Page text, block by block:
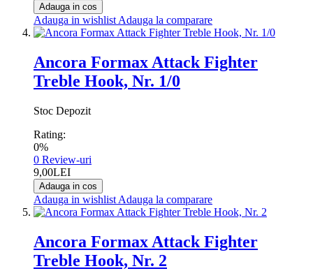
Adauga in cos
Adauga in wishlist Adauga la comparare
Ancora Formax Attack Fighter
Treble Hook, Nr. 1/0
Stoc Depozit
Rating:
0%
0 Review-uri
9,00LEI
Adauga in cos
Adauga in wishlist Adauga la comparare
Ancora Formax Attack Fighter
Treble Hook, Nr. 2